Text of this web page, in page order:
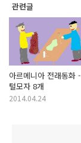
관련글
아르메니아 전래동화 -
털모자 8개
2014.04.24